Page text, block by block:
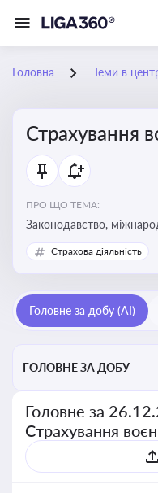
Головна Теми в
Страхування
ПРО ЩО ТЕМА:
Законодавство,
визначають та знижують
майна, боржників та
Страхова діяльність
Головне за добу (AI)
ГОЛОВНЕ ЗА ДОБУ
Головне за
Страхування